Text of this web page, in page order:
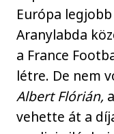
Európa
Aranylabda
a France
létre. De nem
Albert Flórián,
vehette át a